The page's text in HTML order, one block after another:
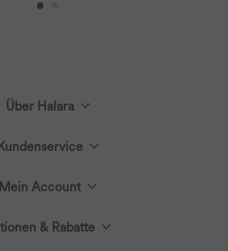
Über Halara
Kundenservice
Mein Account
& Rabatte